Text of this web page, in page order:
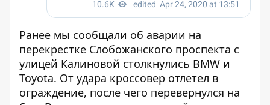
Ранее мы сообщали об аварии на
перекрестке Слобожанского проспекта с
улицей Калиновой столкнулись BMW и
Toyota. От удара кроссовер отлетел в
ограждение, после чего перевернулся на